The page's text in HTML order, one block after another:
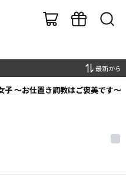
最新から
子 ～お仕置き調教はご褒美です～